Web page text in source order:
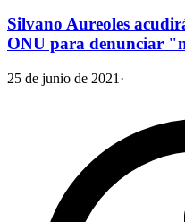
Silvano Aureoles
ONU para denunciar
25 de junio de 2021 ·